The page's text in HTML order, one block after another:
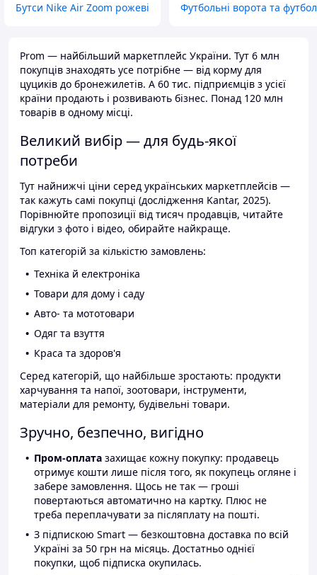
Бутси Nike Air Zoom рожеві Футбольні ворота та
Prom — найбільший маркетплейс України. Тут 6 млн
покупців знаходять усе потрібне — від корму для
цуциків до бронежилетів. А 60 тис. підприємців з усієї
країни продають і розвивають бізнес. Понад 120 млн
товарів в одному місці.
Великий вибір — для будь-якої
потреби
Тут найнижчі ціни серед українських маркетплейсів —
так кажуть самі покупці (дослідження Kantar, 2025).
Порівнюйте пропозиції від тисяч продавців, читайте
відгуки з фото і відео, обирайте найкраще.
Топ категорій за кількістю замовлень:
Техніка й електроніка
Товари для дому і саду
Авто- та мототовари
Одяг та взуття
Краса та здоров'я
Серед категорій, що найбільше зростають: продукти
харчування та напої, зоотовари, інструменти,
матеріали для ремонту, будівельні товари.
Зручно, безпечно, вигідно
Пром-оплата захищає кожну покупку: продавець
отримує кошти лише після того, як покупець огляне і
забере замовлення. Щось не так — гроші
повертаються автоматично на картку. Плюс не
треба переплачувати за післяплату на пошті.
З підпискою Smart — безкоштовна доставка по всій
Україні за 50 грн на місяць. Достатньо однієї
покупки, щоб підписка окупилась.